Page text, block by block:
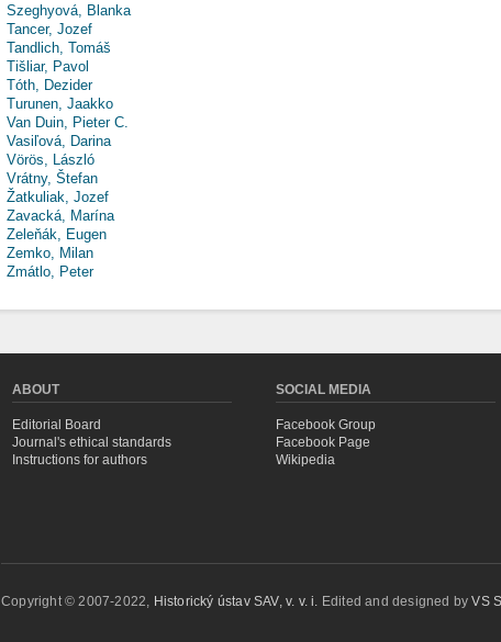
Szeghyová, Blanka
Tancer, Jozef
Tandlich, Tomáš
Tišliar, Pavol
Tóth, Dezider
Turunen, Jaakko
Van Duin, Pieter C.
Vasiľová, Darina
Vörös, László
Vrátny, Štefan
Žatkuliak, Jozef
Zavacká, Marína
Zeleňák, Eugen
Zemko, Milan
Zmátlo, Peter
ABOUT
Editorial Board
Journal's ethical standards
Instructions for authors
SOCIAL MEDIA
Facebook Group
Facebook Page
Wikipedia
Copyright © 2007-2022, Historický ústav SAV, v. v. i. Edited and designed byVS